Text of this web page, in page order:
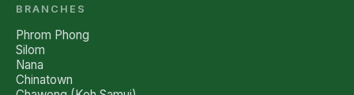
BRANCHES
Phrom Phong
Silom
Nana
Chinatown